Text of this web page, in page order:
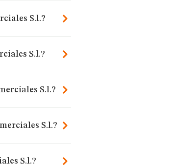
S.l.?
S.l.?
S.l.?
S.l.?
S.l.?